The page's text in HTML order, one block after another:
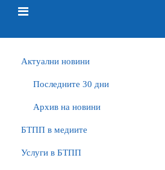
Актуални новини
Последните 30 дни
Архив на новини
БTПП в медиите
Услуги в БТПП